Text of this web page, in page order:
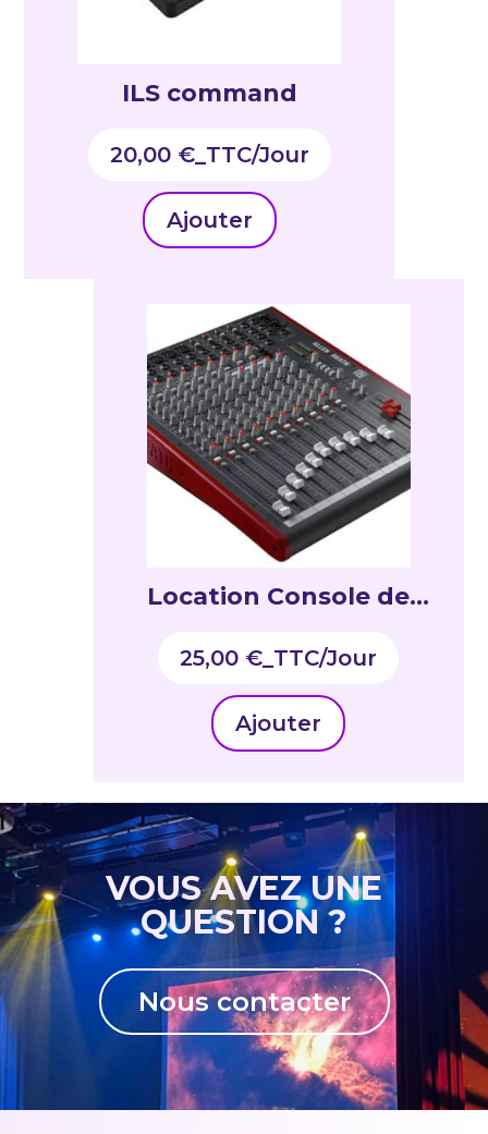
ILS command
20,00 €_TTC
Ajouter
Location Console de
Heath ZED14
25,00 €_TTC
Ajouter
VOUS AVEZ UNE
QUESTION ?
Nous contacter